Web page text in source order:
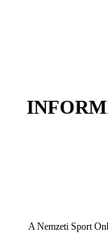
A Nemzeti Sport